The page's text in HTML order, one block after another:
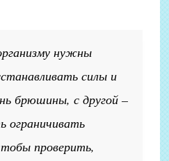
нужны
силы и
брюшины, с другой –
ограничивать
проверить,